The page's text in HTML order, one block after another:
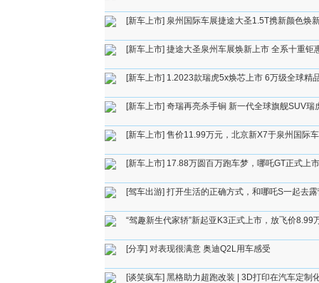
[新车上市] 泉州国际车展捷途大圣1.5T携新颜色焕
[新车上市] 捷途大圣泉州车展焕新上市 全系十重钜
[新车上市] 1.2023款瑞虎5x焕芯上市 6万级全球精
[新车上市] 奇瑞再亮杀手锏 新一代全球旗舰SUV瑞
[新车上市] 售价11.99万元，北京新X7于泉州国际
[新车上市] 17.88万圆百万跑车梦，哪吒GT正式上
[驾车出游] 打开生活的正确方式，和哪吒S一起去
“驾趣新生代家轿”新起亚K3正式上市，放飞价8.99
[分享] 对表现很满意 奥迪Q2L用车感受
[谈笑疯车] 黑格助力超跑改装 | 3D打印在汽车定制